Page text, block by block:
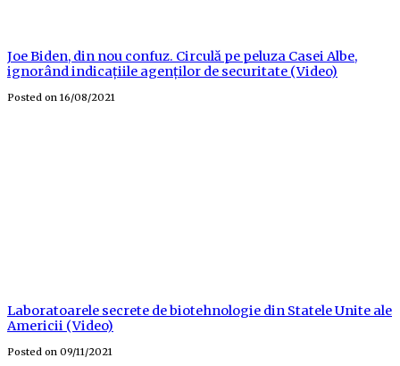
Joe Biden, din nou confuz. Circulă pe peluza Casei Albe,
ignorând indicațiile agenților de securitate (Video)
Posted on 16/08/2021
Laboratoarele secrete de biotehnologie din Statele Unite ale
Americii (Video)
Posted on 09/11/2021